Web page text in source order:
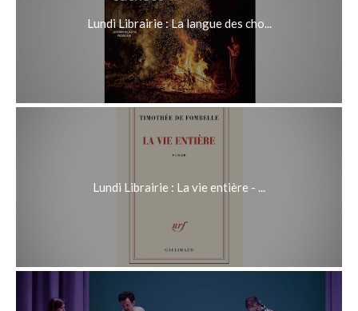
Lundi Librairie : La langue des cho...
Lundi Librairie : La vie entière - ...